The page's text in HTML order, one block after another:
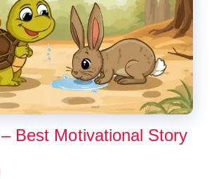
Best Motivational Story